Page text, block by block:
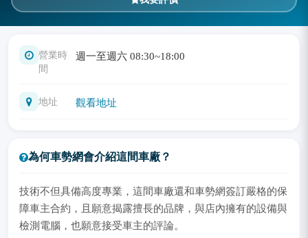
營業時
間
週一至週六 08:30~18:00
地址 觀看地址
為何車勢網會介紹這間車廠？
技術不但具備高度專業，這間車廠還和車勢網簽訂嚴格的保
障車主合約，且願意揭露擅長的品牌，與店內擁有的設備與
檢測電腦，也願意接受車主的評論。